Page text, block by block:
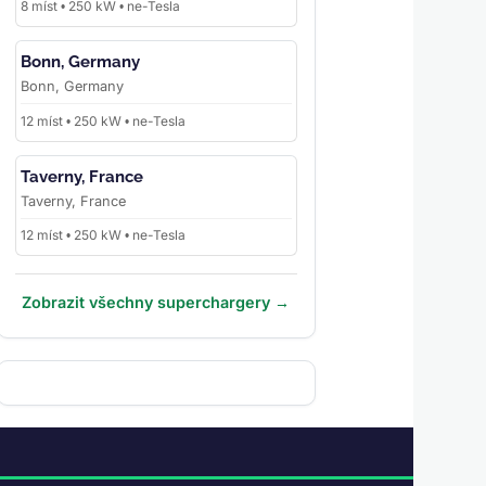
8 míst • 250 kW • ne-Tesla
Bonn, Germany
Bonn, Germany
12 míst • 250 kW • ne-Tesla
Taverny, France
Taverny, France
12 míst • 250 kW • ne-Tesla
Zobrazit všechny superchargery →